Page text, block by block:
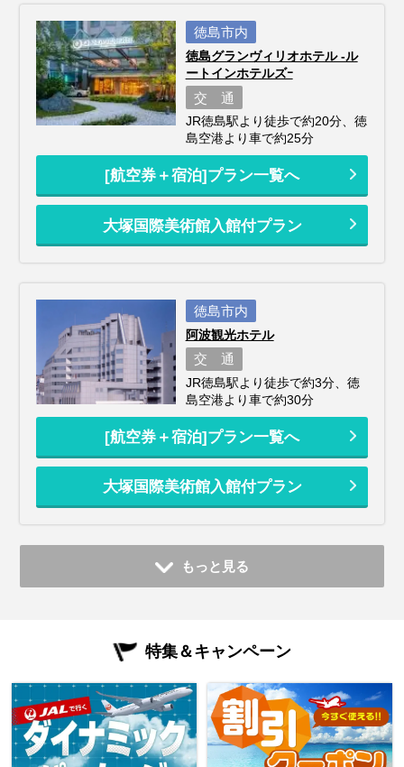
徳島市内
徳島グランヴィリオホテル ‐ル
ートインホテルズｰ
交 通
JR徳島駅より徒歩で約20分、徳
島空港より車で約25分
[航空券＋宿泊]プラン一覧へ
大塚国際美術館入館付プラン
徳島市内
阿波観光ホテル
交 通
JR徳島駅より徒歩で約3分、徳
島空港より車で約30分
[航空券＋宿泊]プラン一覧へ
大塚国際美術館入館付プラン
もっと見る
特集＆キャンペーン